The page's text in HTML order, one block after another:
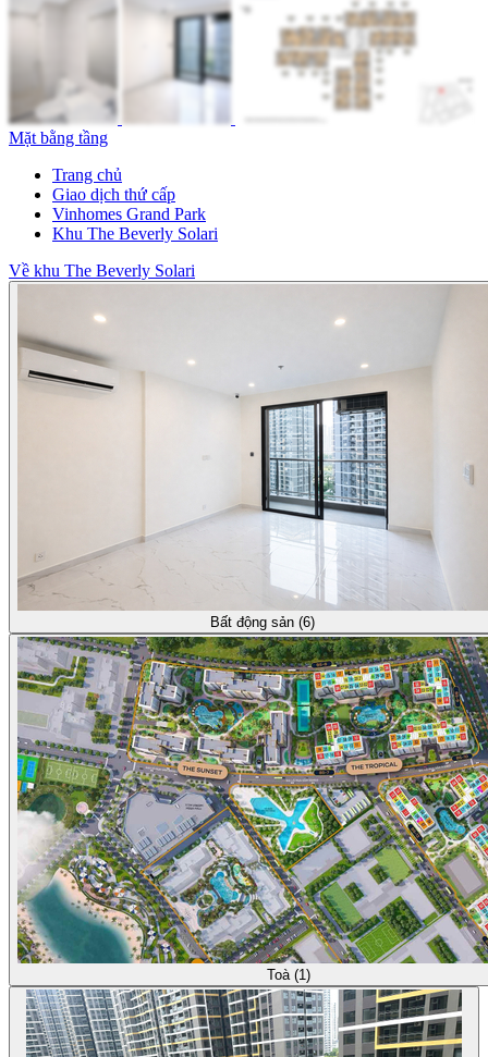
Mặt bằng tầng
Trang chủ
Giao dịch thứ cấp
Vinhomes Grand Park
Khu The Beverly Solari
Về khu The Beverly Solari
Bất động sản (6)
Toà (1)